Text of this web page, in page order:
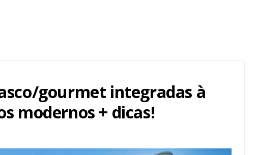
gourmet integradas à
modernos + dicas!